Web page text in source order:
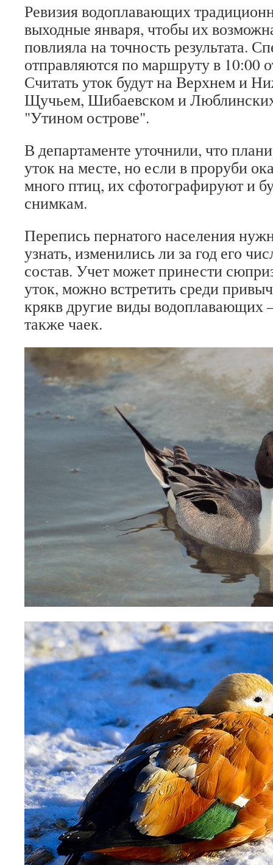
Ревизия водоплавающих
выходные января, чтобы их
повлияла на точность результата.
отправляются по маршруту в 10:00
Считать уток будут на Верхнем и
Щучьем, Шибаевском и
"Утином острове".
В департаменте уточнили, что
уток на месте, но если в проруби
много птиц, их сфотографируют и
снимкам.
Перепись пернатого населения
узнать, изменились ли за год его
состав. Учет может принести
уток, можно встретить среди
крякв другие виды водоплавающих
также чаек.